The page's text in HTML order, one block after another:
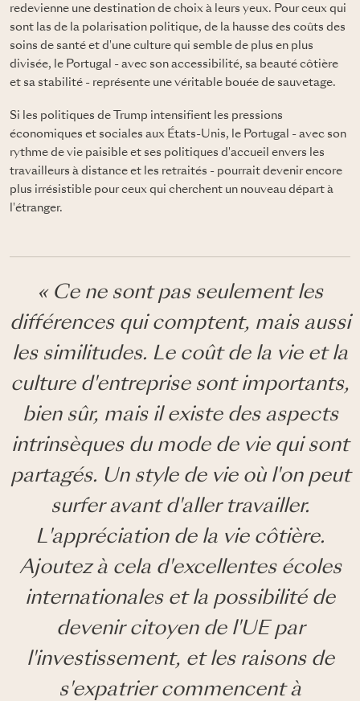
redevienne une destination de choix à leurs yeux. Pour ceux qui
sont las de la polarisation politique, de la hausse des coûts des
soins de santé et d'une culture qui semble de plus en plus
divisée, le Portugal - avec son accessibilité, sa beauté côtière
et sa stabilité - représente une véritable bouée de sauvetage.
Si les politiques de Trump intensifient les pressions
économiques et sociales aux États-Unis, le Portugal - avec son
rythme de vie paisible et ses politiques d'accueil envers les
travailleurs à distance et les retraités - pourrait devenir encore
plus irrésistible pour ceux qui cherchent un nouveau départ à
l'étranger.
« Ce ne sont pas seulement les
différences qui comptent, mais aussi
les similitudes. Le coût de la vie et la
culture d'entreprise sont importants,
bien sûr, mais il existe des aspects
intrinsèques du mode de vie qui sont
partagés. Un style de vie où l'on peut
surfer avant d'aller travailler.
L'appréciation de la vie côtière.
Ajoutez à cela d'excellentes écoles
internationales et la possibilité de
devenir citoyen de l'UE par
l'investissement, et les raisons de
s'expatrier commencent à